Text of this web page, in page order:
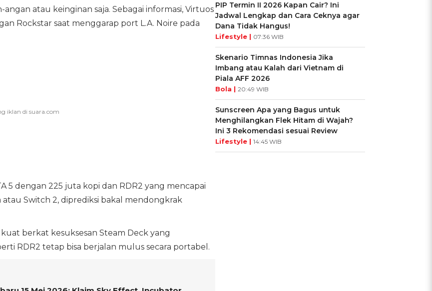
atau keinginan saja. Sebagai informasi, Virtuos
Rockstar saat menggarap port L.A. Noire pada
5 dengan 225 juta kopi dan RDR2 yang mencapai
Switch 2, diprediksi bakal mendongkrak
berkat kesuksesan Steam Deck yang
RDR2 tetap bisa berjalan mulus secara portabel.
PIP Termin II 2026 Kapan Cair? Ini
Jadwal Lengkap dan Cara Ceknya agar
Dana Tidak Hangus!
Lifestyle | 07:36 WIB
Skenario Timnas Indonesia Jika
Imbang atau Kalah dari Vietnam di
Piala AFF 2026
Bola | 20:49 WIB
Sunscreen Apa yang Bagus untuk
Menghilangkan Flek Hitam di Wajah?
Ini 3 Rekomendasi sesuai Review
Lifestyle | 14:45 WIB